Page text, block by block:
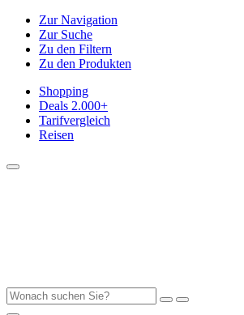
Zur Navigation
Zur Suche
Zu den Filtern
Zu den Produkten
Shopping
Deals 2.000+
Tarifvergleich
Reisen